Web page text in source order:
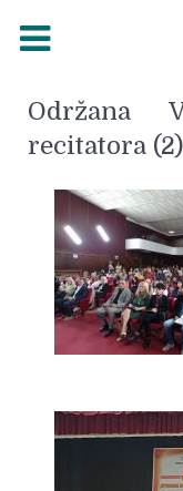
Održana
recitatora (2)